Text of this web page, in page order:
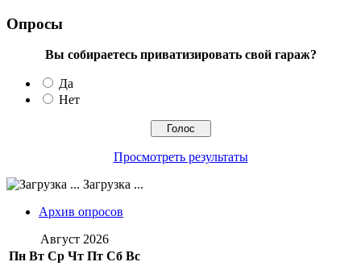
Опросы
Вы собираетесь приватизировать свой гараж?
Да
Нет
Просмотреть результаты
Загрузка ...
Архив опросов
Август 2026
Пн Вт Ср Чт Пт Сб Вс